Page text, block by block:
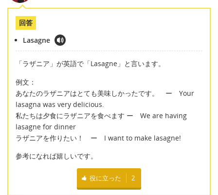
回答
Lasagne
「ラザニア」が英語で「Lasagne」と言います。
例文：
あなたのラザニアはとても美味しかったです。 ー Your
lasagna was very delicious.
私たちは夕食にラザニアを食べます ー We are having
lasagne for dinner
ラザニアを作りたい！ ー I want to make lasagne!
参考になれば嬉しいです。
役に立った 2